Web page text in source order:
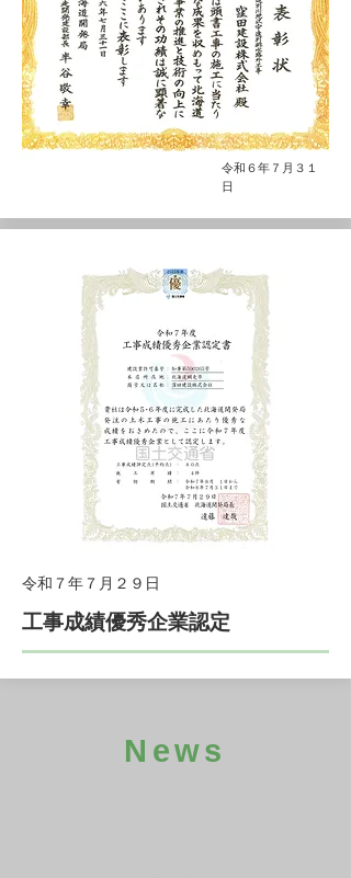
令和６年７月３１
日
令和７年７月２９日
工事成績優秀企業認定
知
News